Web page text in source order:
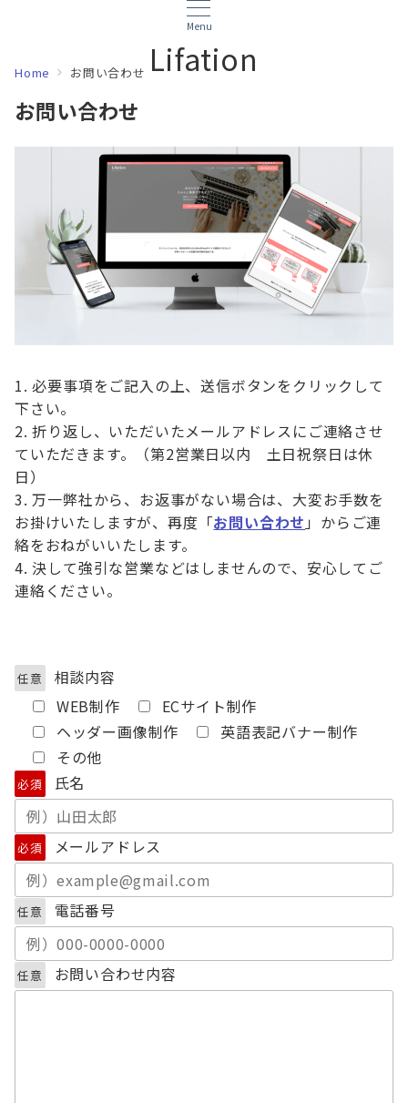
Menu
Lifation
Home お問い合わせ
お問い合わせ
必要事項をご記入の上、送信ボタンをクリックして
下さい。
折り返し、いただいたメールアドレスにご連絡させ
ていただきます。（第2営業日以内 土日祝祭日は休
日）
万一弊社から、お返事がない場合は、大変お手数を
お掛けいたしますが、再度「お問い合わせ 」からご連
絡をおねがいいたします。
決して強引な営業などはしませんので、安心してご
連絡ください。
任意
相談内容
WEB制作
ECサイト制作
ヘッダー画像制作
英語表記バナー制作
その他
必須 氏名
必須 メールアドレス
任意 電話番号
任意 お問い合わせ内容